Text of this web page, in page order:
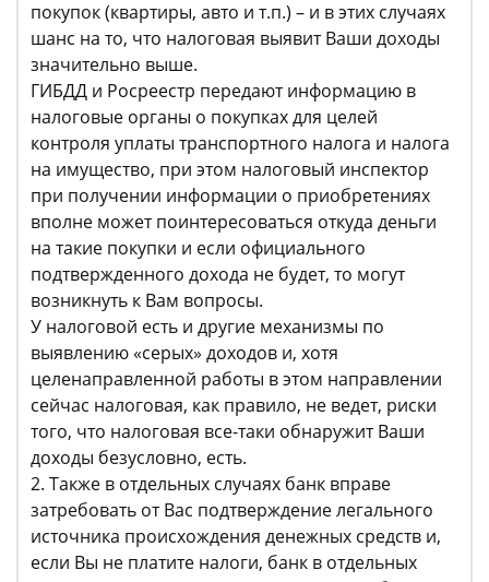
покупок (квартиры, авто и т.п.) – и в этих случаях
шанс на то, что налоговая выявит Ваши доходы
значительно выше.
ГИБДД и Росреестр передают информацию в
налоговые органы о покупках для целей
контроля уплаты транспортного налога и налога
на имущество, при этом налоговый инспектор
при получении информации о приобретениях
вполне может поинтересоваться откуда деньги
на такие покупки и если официального
подтвержденного дохода не будет, то могут
возникнуть к Вам вопросы.
У налоговой есть и другие механизмы по
выявлению «серых» доходов и, хотя
целенаправленной работы в этом направлении
сейчас налоговая, как правило, не ведет, риски
того, что налоговая все-таки обнаружит Ваши
доходы безусловно, есть.
2. Также в отдельных случаях банк вправе
затребовать от Вас подтверждение легального
источника происхождения денежных средств и,
если Вы не платите налоги, банк в отдельных